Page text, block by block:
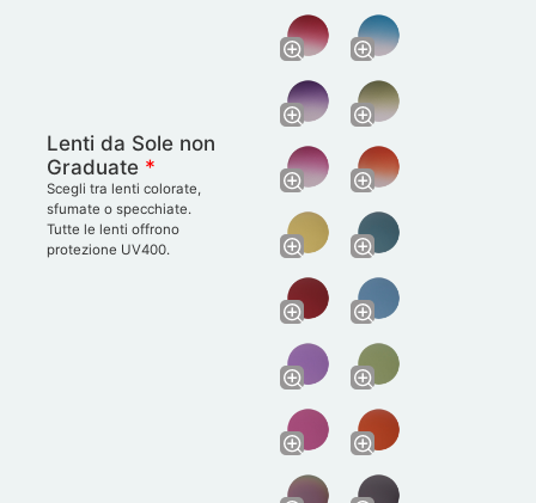
Lenti da Sole non
Graduate *
Scegli tra lenti colorate,
sfumate o specchiate.
Tutte le lenti offrono
protezione UV400.